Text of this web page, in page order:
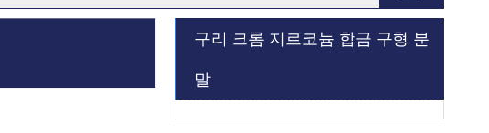
구리 크롬 지르코늄 합금 구형 분
말